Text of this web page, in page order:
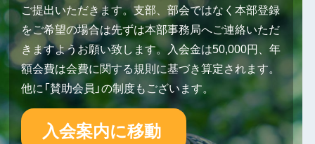
ご提出いただきます。支部、部会ではなく本部登録
をご希望の場合は先ずは本部事務局へご連絡いただ
きますようお願い致します。入会金は50,000円、年
額会費は会費に関する規則に基づき算定されます。
他に「賛助会員」の制度もございます。
入会案内に移動